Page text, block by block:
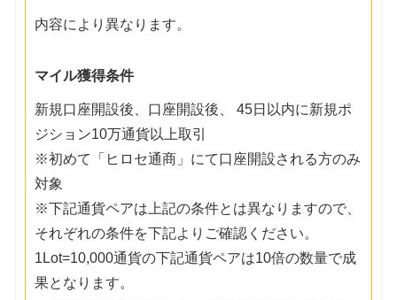
内容により異なります。
マイル獲得条件
新規口座開設後、口座開設後、 45日以内に新規ポ
ジション10万通貨以上取引
※初めて「ヒロセ通商」にて口座開設される方のみ
対象
※下記通貨ペアは上記の条件とは異なりますので、
それぞれの条件を下記よりご確認ください。
1Lot=10,000通貨の下記通貨ペアは10倍の数量で成
果となります。